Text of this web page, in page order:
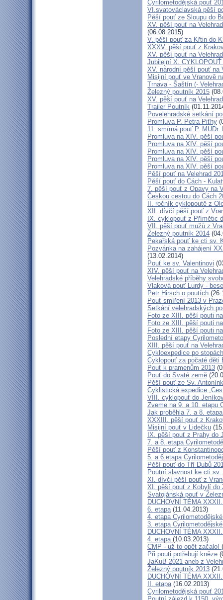
Cyrilometodějská pouť
VI.svatováclavská pěší
Pěší pouť ze Sloupu do
XV. pěší pouť na
(06.08.2015)
V. pěší pouť za Křtin do
XXXV. pěší pouť z
XV. pěší pouť na
Jubilejní X.
XV. národní pěší pouť na
Misijní pouť ve Vranově
Trnava - Šaštín (-
Železný poutník 2015
XV. pěší pouť na
Trailer Poutník
Povelehradské setkání
Promluva P. Petra Piťhy
11. smírná pouť P.
Promluva na XIV. pěší
Promluva na XIV. pěší
Promluva na XIV. pěší
Promluva na XIV. pěší
Promluva na XIV. pěší
Pěší pouť na Velehrad
Pěší pouť do Cách -
7. pěší pouť z Opavy na
Českou cestou do Cách
II. ročník cyklopoutě z
XII. dívčí pěší pouť z
IX. cyklopouť z Přímětic
VII. pěší pouť mužů z
Železný poutník 2014
Pekařská pouť ke cti sv.
Pozvánka na zahájení
(13.02.2014)
Pouť ke sv. Valentinovi
XIV. pěší pouť na
Velehradské příběhy
Vlaková pouť Lurdy -
Petr Hirsch o poutích
Pouť smíření 2013 v
Setkání velehradských
Foto ze XIII. pěší pouti
Foto ze XIII. pěší pouti
Foto ze XIII. pěší pouti
Poslední etapy
XIII. pěší pouť na
Cykloexpedice po
Cyklopouť za počaté děti
Pouť k pramenům 2013
Pouť do Svaté země
Pěší pouť ze Sv.
Cyklistická expedice
VIII. cyklopouť do
Zveme na 9. a 10. etapu
Jak proběhla 7. a 8.
XXXIII. pěší pouť z
Misijní pouť v Lidečku
IX. pěší pouť z Prahy do
7. a 8. etapa
Pěší pouť z
5. a 6.etapa
Pěší pouť do Tří Dubů
Poutní slavnost ke cti sv.
XI. dívčí pěší pouť z
XI. pěší pouť z Kobylí do
Svatojánská pouť v
DUCHOVNÍ TÉMA
6. etapa (11.04.2013)
4. etapa
3. etapa
DUCHOVNÍ TÉMA
4. etapa (10.03.2013)
CMP - už to opět začalo!
Při pouti potřebují kněze
JaKuB 2021 aneb z
Železný poutník 2013
DUCHOVNÍ TÉMA
II. etapa (16.02.2013)
Cyrilometodějská pouť